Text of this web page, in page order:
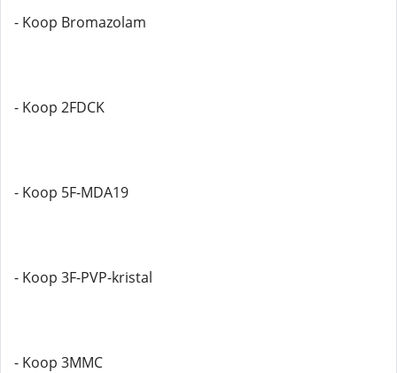
- Koop Bromazolam
- Koop 2FDCK
- Koop 5F-MDA19
- Koop 3F-PVP-kristal
- Koop 3MMC